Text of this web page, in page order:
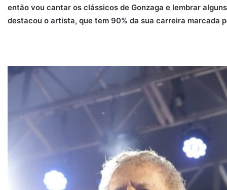
então vou cantar os clássicos de Gonzaga e lembrar
destacou o artista, que tem 90% da sua carreira marcada